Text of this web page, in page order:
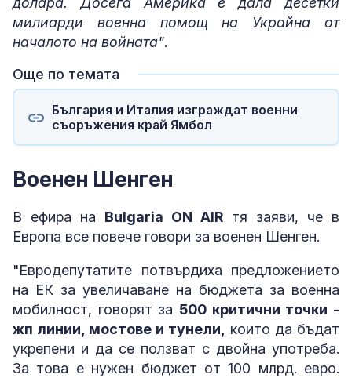
милиарди военна помощ на Украйна от
началото на войната".
Още по темата
България и Италия изграждат военни
съоръжения край Ямбол
Военен Шенген
В ефира на Bulgaria ON AIR тя заяви, че в
Европа все повече говори за военен Шенген.
"Евродепутатите потвърдиха предложението
на ЕК за увеличаване на бюджета за военна
мобилност, говорят за 500 критични точки -
жп линии, мостове и тунели,
които да бъдат
укрепени и да се ползват с двойна употреба.
За това е нужен бюджет от 100 млрд. евро.